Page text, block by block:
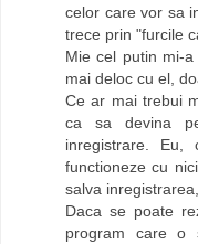
celor care vor sa
trece prin "furcile
Mie cel putin mi-
mai deloc cu el,
Ce ar mai trebui
ca sa devina
inregistrare.
functioneze cu
salva
Daca se poate
program care o